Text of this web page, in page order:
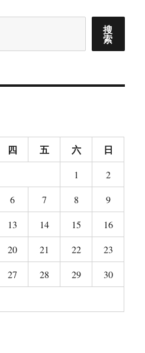
搜
索
四 五 六 日
1
2
6 7 8
9
13 14 15
16
20 21 22
23
27 28 29
30